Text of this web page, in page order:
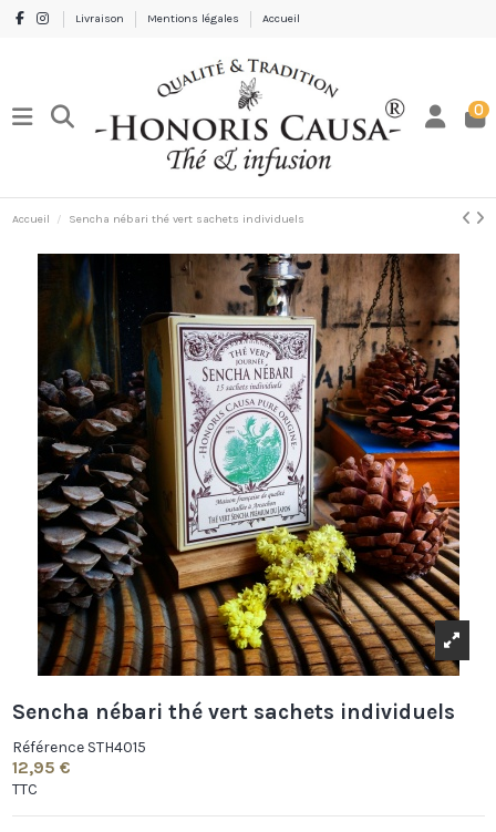
Livraison Mentions légales Accueil
0
Accueil Sencha nébari thé vert sachets individuels
Sencha nébari thé vert sachets individuels
Référence STH4015
12,95 €
TTC